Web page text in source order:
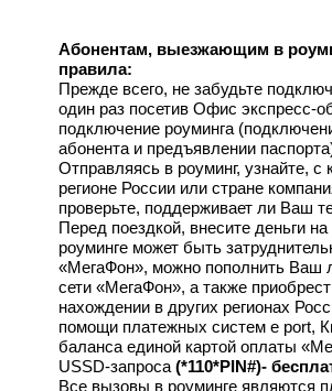
Абонентам, выезжающим в
правила:
Прежде всего, не забудьте
один раз посетив Офис экспресс-
подключение роуминга
абонента и предъявлении
Отправляясь в роуминг, узнайте,
регионе России или стране
проверьте, поддерживает ли Ваш
Перед поездкой, внесите деньги
роуминге может быть
«МегаФон», можно пополнить Ваш
сети «МегаФон», а также
нахождении в других регионах
помощи платежных систем e port,
баланса единой картой оплаты
USSD-запроса (*110*PIN#)-
Все вызовы в роуминге являются